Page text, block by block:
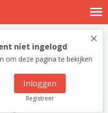
verhalen
in
aan
×
niet ingelogd
om deze pagina te bekijken
Inloggen
Registreer